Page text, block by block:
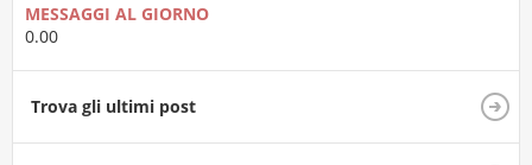
MESSAGGI AL GIORNO
0.00
Trova gli ultimi post